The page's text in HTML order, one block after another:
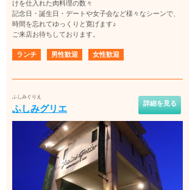
けを仕入れた肉料理の数々
記念日・誕生日・デートや女子会など様々なシーンで、
時間を忘れてゆっくりと寛げます♪
ご来店お待ちしております。
ランチ 男性歓迎 女性歓迎
ふしみぐりえ
ふしみグリエ 詳細を見る